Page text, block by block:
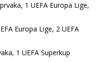
1 UEFA Europa Lige,
Europa Lige, 2 UEFA
1 UEFA Superkup